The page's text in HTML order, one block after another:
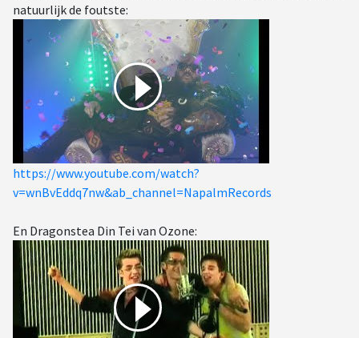
natuurlijk de foutste:
https://www.youtube.com/watch?
v=wnBvEddq7nw&ab_channel=NapalmRecords
En Dragonstea Din Tei van Ozone: